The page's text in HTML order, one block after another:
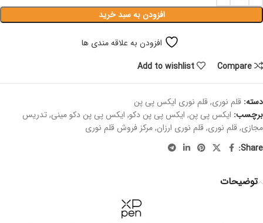
افزودن به سبد خرید
افزودن به علاقه مندی ها
Compare
Add to wishlist
دسته: قلم نوری,قلم نوری ایکس پی پن
برچسب: ایکس پی پن, ایکس پی پن دکو, ایکس پی پن دکو مینی,تدریس
مجازی,قلم نوری,قلم نوری ارزان,مرکز فروش قلم نوری
Share:
توضیحات